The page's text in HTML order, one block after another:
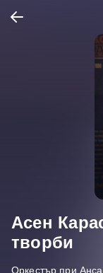
Асен
творби